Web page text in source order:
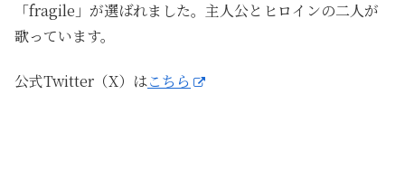
「fragile」が選ばれました。主人公とヒロインの二人が
歌っています。
公式Twitter（X）はこちら